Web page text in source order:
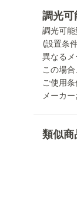
調光可
調光可
(設置条
異なる
この場
ご使用
メーカ
類似商